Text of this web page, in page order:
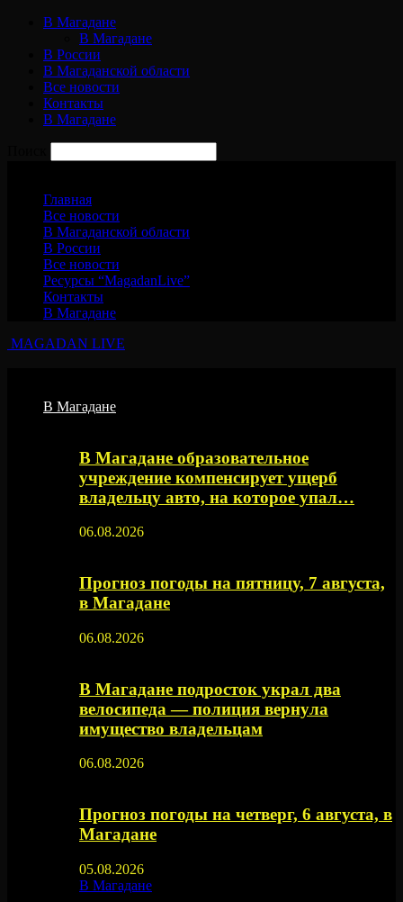
В Магадане
В Магадане
В России
В Магаданской области
Все новости
Контакты
В Магадане
Главная
Все новости
В Магаданской области
В России
Все новости
Ресурсы “MagadanLive”
Контакты
В Магадане
MAGADAN LIVE
В Магадане
В Магадане образовательное
учреждение компенсирует ущерб
владельцу авто, на которое упал…
06.08.2026
Прогноз погоды на пятницу, 7 августа,
в Магадане
06.08.2026
В Магадане подросток украл два
велосипеда — полиция вернула
имущество владельцам
06.08.2026
Прогноз погоды на четверг, 6 августа, в
Магадане
05.08.2026
В Магадане